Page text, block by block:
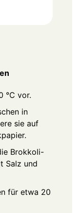
°C vor.
in
sie auf
Brokkoli-
Salz und
für etwa 20